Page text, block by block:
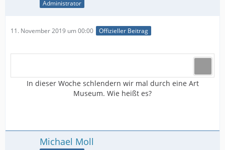
Administrator
11. November 2019 um 00:00 Offizieller Beitrag
In dieser Woche schlendern wir mal durch eine Art
Museum. Wie heißt es?
Michael Moll